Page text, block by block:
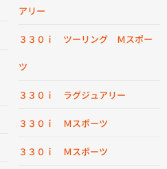
アリー
３３０ｉ ツーリング Ｍスポー
ツ
３３０ｉ ラグジュアリー
３３０ｉ Ｍスポーツ
３３０ｉ Ｍスポーツ